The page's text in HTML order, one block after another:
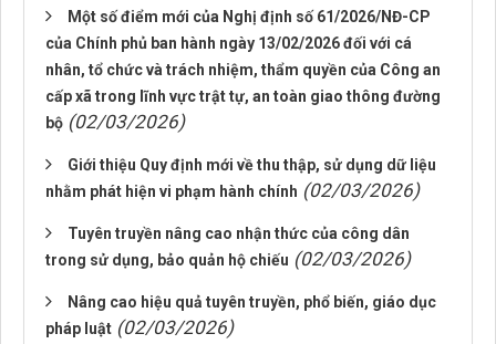
Một số điểm mới của Nghị định số 61/2026/NĐ-CP
của Chính phủ ban hành ngày 13/02/2026 đối với cá
nhân, tổ chức và trách nhiệm, thẩm quyền của Công an
cấp xã trong lĩnh vực trật tự, an toàn giao thông đường
bộ (02/03/2026)
Giới thiệu Quy định mới về thu thập, sử dụng dữ liệu
nhằm phát hiện vi phạm hành chính (02/03/2026)
Tuyên truyền nâng cao nhận thức của công dân
trong sử dụng, bảo quản hộ chiếu (02/03/2026)
Nâng cao hiệu quả tuyên truyền, phổ biến, giáo dục
pháp luật (02/03/2026)